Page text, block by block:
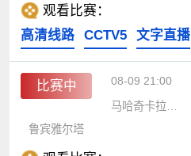
观看比赛：
高清线路
CCTV5 文字直播
比赛中 08-09 21:00
马哈奇卡拉迪纳摩B队
鲁宾雅尔塔